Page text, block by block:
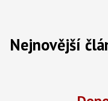
Nejnovější